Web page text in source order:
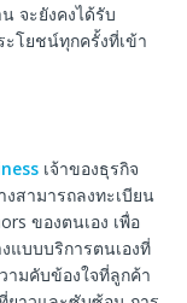
จะยังคงได้รับ
โยชน์ทุกครั้งที่เข้า
เจ้าของธุรกิจ
สามารถลงทะเบียน
ของตนเอง เพื่อ
แบบบริการตนเองที่
ามคับข้องใจที่ลูกค้า